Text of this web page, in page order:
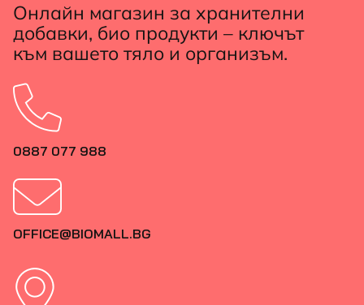
Онлайн магазин за хранителни
добавки, био продукти – ключът
към вашето тяло и организъм.
0887 077 988
OFFICE@BIOMALL.BG